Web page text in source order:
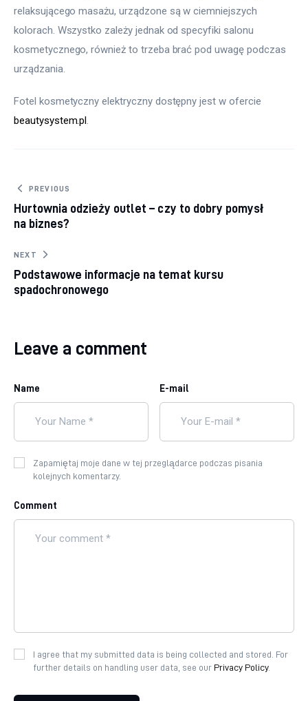
relaksującego masażu, urządzone są w ciemniejszych
kolorach. Wszystko zależy jednak od specyfiki salonu
kosmetycznego, również to trzeba brać pod uwagę podczas
urządzania.
Fotel kosmetyczny elektryczny dostępny jest w ofercie
beautysystem.pl .
Nawigacja
wpisu
PREVIOUS
Hurtownia odzieży outlet – czy to dobry pomysł
na biznes?
NEXT
Podstawowe informacje na temat kursu
spadochronowego
Leave a comment
Name E-mail
Zapamiętaj moje dane w tej przeglądarce podczas pisania
kolejnych komentarzy.
Comment
I agree that my submitted data is being collected and stored. For
further details on handling user data, see our Privacy Policy.